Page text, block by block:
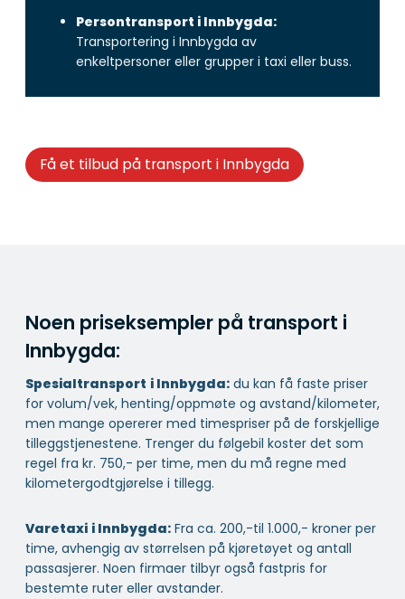
Persontransport i Innbygda:
Transportering i Innbygda av
enkeltpersoner eller grupper i taxi eller buss.
Få et tilbud på transport i Innbygda
Noen priseksempler på transport i
Innbygda:
Spesialtransport i Innbygda: du kan få faste priser
for volum/vek, henting/oppmøte og avstand/kilometer,
men mange opererer med timespriser på de forskjellige
tilleggstjenestene. Trenger du følgebil koster det som
regel fra kr. 750,- per time, men du må regne med
kilometergodtgjørelse i tillegg.
Varetaxi i Innbygda: Fra ca. 200,-til 1.000,- kroner per
time, avhengig av størrelsen på kjøretøyet og antall
passasjerer. Noen firmaer tilbyr også fastpris for
bestemte ruter eller avstander.